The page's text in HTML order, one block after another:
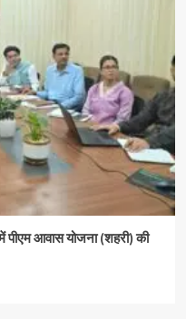
पीएम आवास योजना (शहरी) की